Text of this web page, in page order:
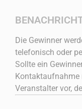
Die Gewinner
telefonisch oder
Sollte ein
Kontaktaufnahme
Veranstalter vor,